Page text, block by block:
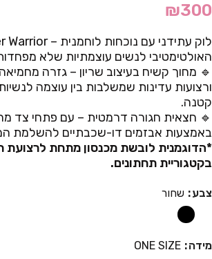
₪300
האולטימטיבי לנשים עוצמתיות שלא
🔹 מחוך קשיח בעיצוב שריון – גזרה
ורצועות עדינות שמשלבות בין עוצמה
קטנה.
🔹 חצאית חגורה דרמטית – עם פתחי צד
באמצעות אבזמים דו-שכבתיים להשלמת
*הדוגמנית לובשת מכנסון מתחת לרצועת
בקטגוריית תחתונים.
צבע שחור
מידה
ONE SIZE